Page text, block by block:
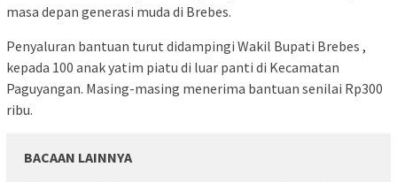
masa depan generasi muda di Brebes.
Penyaluran bantuan turut didampingi Wakil Bupati Brebes ,
kepada 100 anak yatim piatu di luar panti di Kecamatan
Paguyangan. Masing-masing menerima bantuan senilai Rp300
ribu.
BACAAN LAINNYA